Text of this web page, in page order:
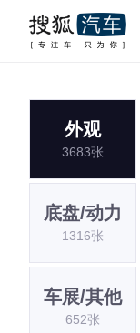
外观
3683张
底盘/动力
1316张
车展/其他
652张